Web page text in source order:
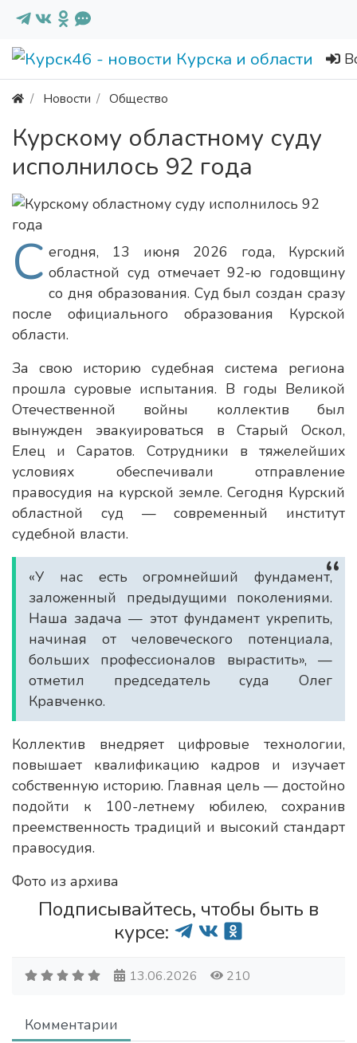
Новости Общество
Курскому областному суду
исполнилось 92 года
С егодня, 13 июня 2026 года, Курский
областной суд отмечает 92-ю годовщину
со дня образования. Суд был создан сразу
после официального образования Курской
области.
За свою историю судебная система региона
прошла суровые испытания. В годы Великой
Отечественной войны коллектив был
вынужден эвакуироваться в Старый Оскол,
Елец и Саратов. Сотрудники в тяжелейших
условиях обеспечивали отправление
правосудия на курской земле. Сегодня Курский
областной суд — современный институт
судебной власти.
«У нас есть огромнейший фундамент,
заложенный предыдущими поколениями.
Наша задача — этот фундамент укрепить,
начиная от человеческого потенциала,
больших профессионалов вырастить», —
отметил председатель суда Олег
Кравченко.
Коллектив внедряет цифровые технологии,
повышает квалификацию кадров и изучает
собственную историю. Главная цель — достойно
подойти к 100-летнему юбилею, сохранив
преемственность традиций и высокий стандарт
правосудия.
Фото из архива
Подписывайтесь, чтобы быть в
курсе:
13.06.2026 210
Комментарии